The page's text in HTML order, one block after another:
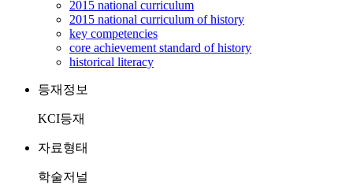
2015 national curriculum
2015 national curriculum of history
key competencies
core achievement standard of history
historical literacy
등재정보
KCI등재
자료형태
학술저널